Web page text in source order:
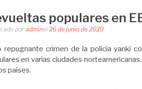
populares en
por adminel 26 de junio de 2020
repugnante crimen de la policía yanki
en varias ciudades
países.